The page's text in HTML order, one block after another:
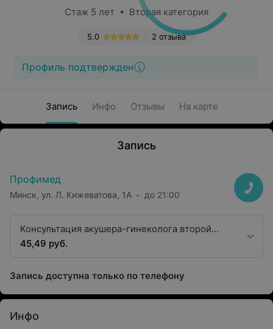
Стаж 5 лет • Вторая категория
2 отзыва
5.0
Профиль подтвержден
Запись Инфо Отзывы На карте
Запись
Профимед
Минск, ул. Л. Кижеватова, 1А до 21:00
Консультация акушера-гинеколога второй
квалификационной категории
45,49 руб.
Запись доступна только по телефону
Инфо